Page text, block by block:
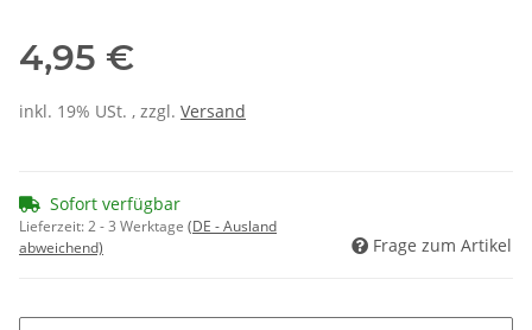
4,95 €
inkl. 19% USt. , zzgl. Versand
Sofort verfügbar
Lieferzeit:2 - 3 Werktage (DE - Ausland
abweichend)
Frage zum Artikel